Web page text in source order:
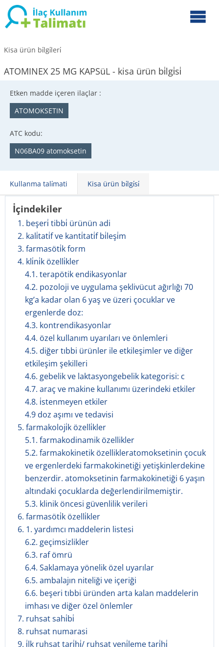
Kisa ürün bi̇lgi̇leri̇
ATOMINEX 25 MG KAPSüL - kisa ürün bi̇lgi̇si̇
Etken madde içeren ilaçlar :
ATOMOKSETIN
ATC kodu:
N06BA09 atomoksetin
Kullanma tali̇mati Kisa ürün bi̇lgi̇si̇
İçindekiler
1. beşeri̇ tibbi̇ ürünün adi
2. kali̇tati̇f ve kanti̇tati̇f bi̇leşi̇m
3. farmasöti̇k form
4. kli̇ni̇k özelli̇kler
4.1. terapötik endikasyonlar
4.2. pozoloji ve uygulama şeklivücut ağırlığı 70
kg’a kadar olan 6 yaş ve üzeri çocuklar ve
ergenlerde doz:
4.3. kontrendikasyonlar
4.4. özel kullanım uyarıları ve önlemleri
4.5. diğer tıbbi ürünler ile etkileşimler ve diğer
etkileşim şekilleri
4.6. gebelik ve laktasyongebelik kategorisi: c
4.7. araç ve makine kullanımı üzerindeki etkiler
4.8. i̇stenmeyen etkiler
4.9 doz aşımı ve tedavisi
5. farmakoloji̇k özelli̇kler
5.1. farmakodinamik özellikler
5.2. farmakokinetik özellikleratomoksetinin çocuk
ve ergenlerdeki farmakokinetiği yetişkinlerdekine
benzerdir. atomoksetinin farmakokinetiği 6 yaşın
altındaki çocuklarda değerlendirilmemiştir.
5.3. klinik öncesi güvenlilik verileri
6. farmasöti̇k özelli̇kler
6. 1. yardımcı maddelerin listesi
6.2. geçimsizlikler
6.3. raf ömrü
6.4. Saklamaya yönelik özel uyarılar
6.5. ambalajın niteliği ve içeriği
6.6. beşeri tıbbi üründen arta kalan maddelerin
imhası ve diğer özel önlemler
7. ruhsat sahi̇bi̇
8. ruhsat numarasi
9. i̇lk ruhsat tari̇hi̇/ ruhsat yeni̇leme tari̇hi̇